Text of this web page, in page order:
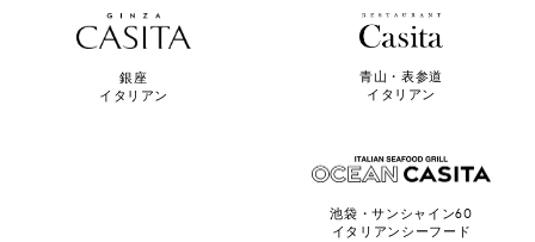
銀座
イタリアン
青山・表参道
イタリアン
池袋・サンシャイン60
イタリアンシーフード